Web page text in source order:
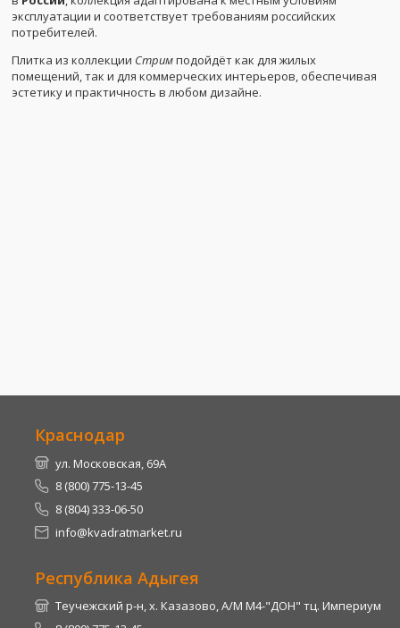
эксплуатации и соответствует требованиям российских
потребителей.
Плитка из коллекции Стримподойдёт как для жилых
помещений, так и для коммерческих интерьеров, обеспечивая
эстетику и практичность в любом дизайне.
Краснодар
ул. Московская, 69А
8 (800) 775-13-45
8 (804) 333-06-50
info@kvadratmarket.ru
Республика Адыгея
Теучежский р-н, х. Казазово, А/М М4-"ДОН" тц. Империум